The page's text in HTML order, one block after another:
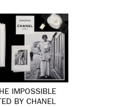
IMPOSSIBLE
BY CHANEL